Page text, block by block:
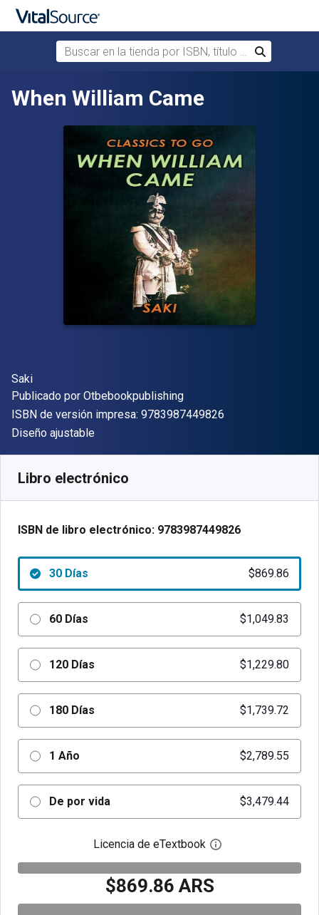
Saltar al contenido principal
Buscar en la tienda por ISBN, título o autor
Buscar
When William Came
Autor(es)
Saki
Editor
Publicado por Otbebookpublishing
ISBN de versión impresa: 9783987449826
Formato
Diseño ajustable
Libro electrónico
ISBN de libro electrónico: 9783987449826
30 Días $869.86
60 Días $1,049.83
120 Días $1,229.80
180 Días $1,739.72
1 Año $2,789.55
De por vida $3,479.44
Licencia de eTextbook Abre el cuadro de
$869.86 ARS